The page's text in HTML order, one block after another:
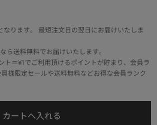
ります。 最短注文日の翌日にお届けいたしま
なら送料無料でお届けいたします。
ト＝¥1でご利用頂けるポイントが貯まり、会員ラ
様限定セールや送料無料などお得な会員ランク